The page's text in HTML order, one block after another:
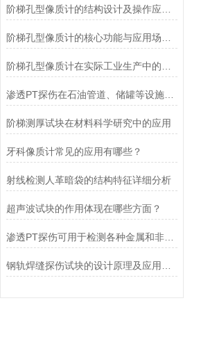
渗透PT探伤在石油管道、储罐等设施的检修中的应用
阶梯测厚试块在材料科学研究中的应用
牙科像质计常见的应用有哪些？
射线检测人革暗袋的结构特征详细分析
超声波试块的作用体现在哪些方面？
渗透PT探伤可用于检测各种金属和非金属材料